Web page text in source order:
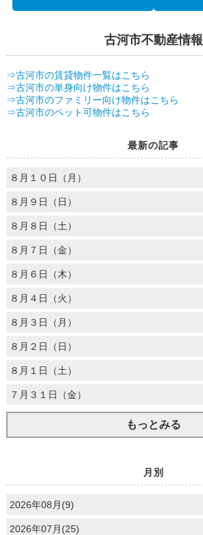
古河市不動産情報
⇒古河市の賃貸物件一覧はこちら
⇒古河市の単身向け物件はこちら
⇒古河市のファミリー向け物件はこちら
⇒古河市のペット可物件はこちら
最新の記事
８月１０日（月）
８月９日（日）
８月８日（土）
８月７日（金）
８月６日（木）
８月４日（火）
８月３日（月）
８月２日（日）
８月１日（土）
７月３１日（金）
もっとみる
月別
2026年08月(9)
2026年07月(25)